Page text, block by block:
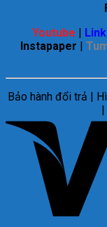
Youtube |
Instapaper |
Bảo hành đổi trả |
|